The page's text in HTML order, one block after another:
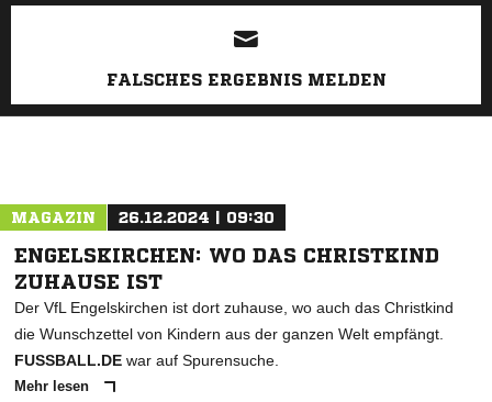
ANZEIGE
FALSCHES ERGEBNIS MELDEN
MAGAZIN 26.12.2024 | 09:30
ENGELSKIRCHEN: WO DAS CHRISTKIND
ZUHAUSE IST
Der VfL Engelskirchen ist dort zuhause, wo auch das Christkind
die Wunschzettel von Kindern aus der ganzen Welt empfängt.
FUSSBALL.DE war auf Spurensuche.
Mehr lesen